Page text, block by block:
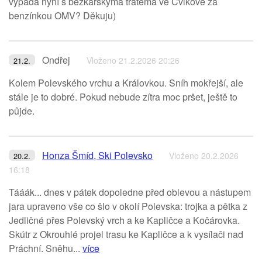
benzínkou OMV? Děkuju)
21.2. Ondřej Vloženo 21.2.2026 20:26
Kolem Polevského vrchu a Královkou. Sníh mokřejší, ale
stále je to dobré. Pokud nebude zítra moc pršet, ještě to
půjde.
20.2. Honza Šmíd, Ski Polevsko
Vloženo 20.2.2026
16:18
Tááák... dnes v pátek dopoledne před oblevou a nástupem
jara upraveno vše co šlo v okolí Polevska: trojka a pětka z
Jedličné přes Polevský vrch a ke Kapličce a Kočárovka.
Skútr z Okrouhlé projel trasu ke Kapličce a k vysílači nad
Práchní. Sněhu... více